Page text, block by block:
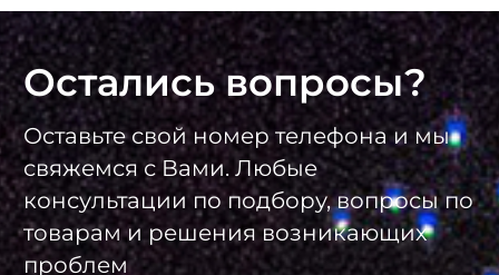
Остались вопросы?
Оставьте свой номер телефона и мы
свяжемся с Вами. Любые
консультации по подбору, вопросы по
товарам и решения возникающих
проблем